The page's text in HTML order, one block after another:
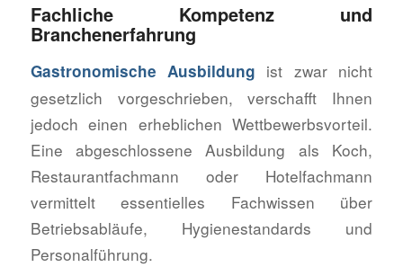
Fachliche Kompetenz und
Branchenerfahrung
Gastronomische Ausbildung ist zwar nicht
gesetzlich vorgeschrieben, verschafft Ihnen
jedoch einen erheblichen Wettbewerbsvorteil.
Eine abgeschlossene Ausbildung als Koch,
Restaurantfachmann oder Hotelfachmann
vermittelt essentielles Fachwissen über
Betriebsabläufe, Hygienestandards und
Personalführung.